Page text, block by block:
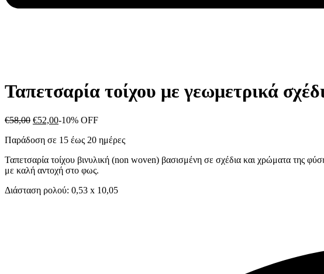
Ταπετσαρία τοίχου με γεωμετρικά
€58,00 €52,00-10% OFF
Παράδοση σε 15 έως 20 ημέρες
Ταπετσαρία τοίχου βινυλική (non woven) βασισμένη σε σχέδια και χρώματα της
με καλή αντοχή στο φως.
Διάσταση ρολού: 0,53 x 10,05